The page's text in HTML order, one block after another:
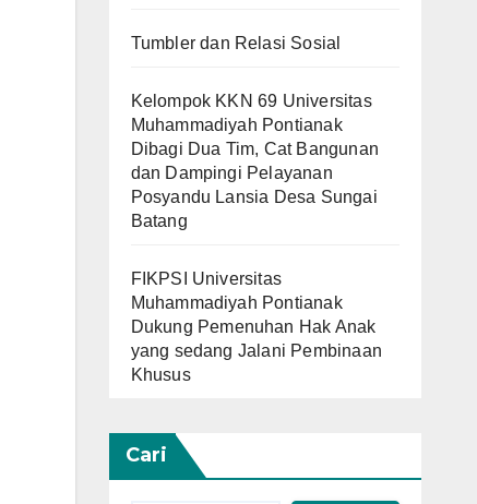
Tumbler dan Relasi Sosial
Kelompok KKN 69 Universitas
Muhammadiyah Pontianak
Dibagi Dua Tim, Cat Bangunan
dan Dampingi Pelayanan
Posyandu Lansia Desa Sungai
Batang
FIKPSI Universitas
Muhammadiyah Pontianak
Dukung Pemenuhan Hak Anak
yang sedang Jalani Pembinaan
Khusus
Cari